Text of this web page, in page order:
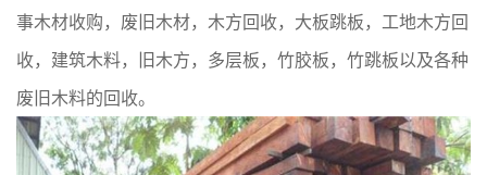
事木材收购，废旧木材，木方回收，大板跳板，工地木方回
收，建筑木料，旧木方，多层板，竹胶板，竹跳板以及各种
废旧木料的回收。